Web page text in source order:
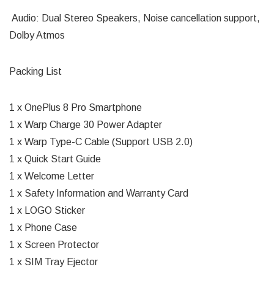
Audio: Dual Stereo Speakers, Noise cancellation support,
Dolby Atmos
Packing List
1 x OnePlus 8 Pro Smartphone
1 x Warp Charge 30 Power Adapter
1 x Warp Type-C Cable (Support USB 2.0)
1 x Quick Start Guide
1 x Welcome Letter
1 x Safety Information and Warranty Card
1 x LOGO Sticker
1 x Phone Case
1 x Screen Protector
1 x SIM Tray Ejector